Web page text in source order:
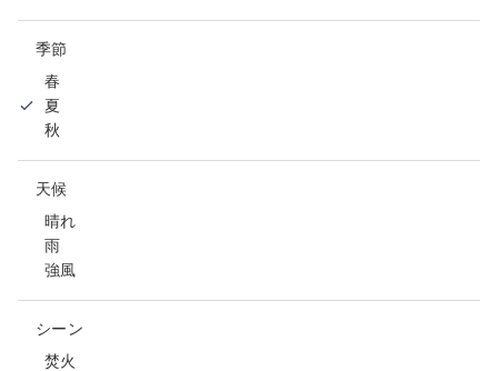
季節
春
夏
秋
天候
晴れ
雨
強風
シーン
焚火